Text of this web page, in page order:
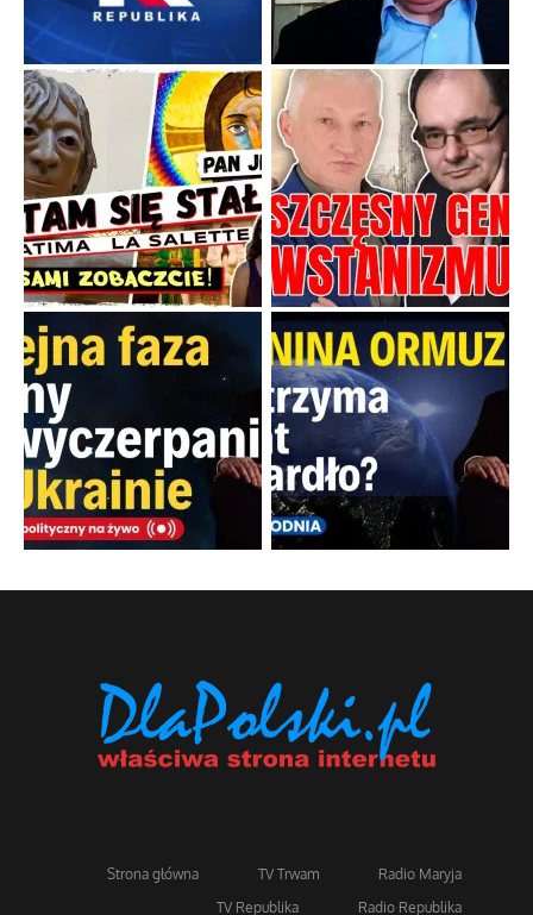
Strona główna TV Trwam
Radio Maryja
TV Republika
Radio Republika